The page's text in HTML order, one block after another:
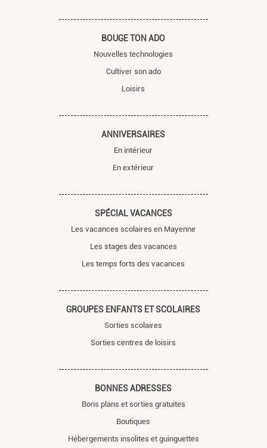
BOUGE TON ADO
Nouvelles technologies
Cultiver son ado
Loisirs
ANNIVERSAIRES
En intérieur
En extérieur
SPÉCIAL VACANCES
Les vacances scolaires en Mayenne
Les stages des vacances
Les temps forts des vacances
GROUPES ENFANTS ET SCOLAIRES
Sorties scolaires
Sorties centres de loisirs
BONNES ADRESSES
Bons plans et sorties gratuites
Boutiques
Hébergements insolites et guinguettes